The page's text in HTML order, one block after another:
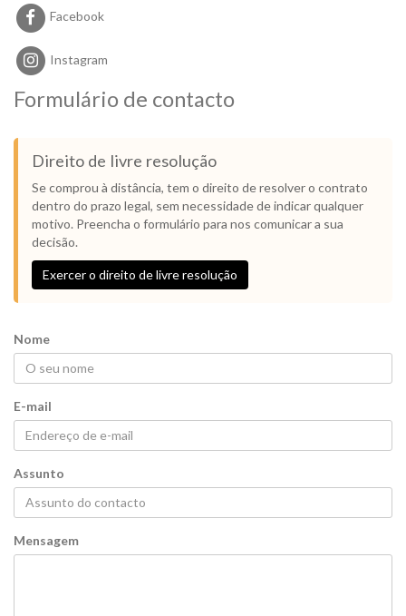
Facebook
Instagram
Formulário de contacto
Direito de livre resolução
Se comprou à distância, tem o direito de resolver o contrato
dentro do prazo legal, sem necessidade de indicar qualquer
motivo. Preencha o formulário para nos comunicar a sua
decisão.
Exercer o direito de livre resolução
Nome
E-mail
Assunto
Mensagem